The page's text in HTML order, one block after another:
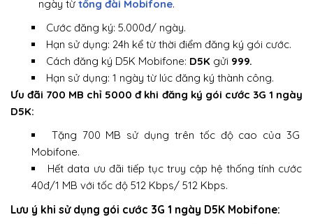
ngày từ tổng đài Mobifone.
Cước đăng ký: 5.000đ/ ngày.
Hạn sử dụng: 24h kể từ thời điểm đăng ký gói cước.
Cách đăng ký D5K Mobifone: D5K gửi 999.
Hạn sử dụng: 1 ngày từ lúc đăng ký thành công.
Ưu đãi 700 MB chỉ 5000 đ khi đăng ký gói cước 3G 1 ngày
D5K:
Tặng 700 MB sử dụng trên tốc độ cao của 3G
Mobifone.
Hết data ưu đãi tiếp tục truy cập hệ thống tính cước
40đ/1 MB với tốc độ 512 Kbps/ 512 Kbps.
Lưu ý khi sử dụng gói cước 3G 1 ngày D5K Mobifone: